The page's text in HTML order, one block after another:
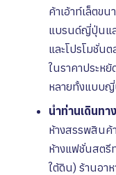
ค้าเอ้าท์เล็ตข
แบรนด์ญี่ปุ่นแล
และโปรโมชั่น
ในราคาประหยั
หลายทั้งแบบญี่
นำท่านเดินทา
ห้างสรรพสินค้
ห้างแฟชั่นสตรี
ใต้ดิน) ร้านอา